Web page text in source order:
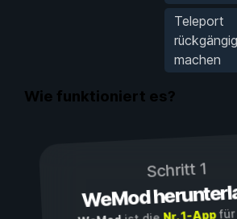
Teleport
rückgängig
machen
Wie funktioniert es?
Schritt 1
WeMod
für